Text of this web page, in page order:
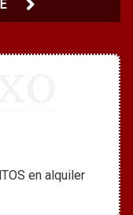
en alquiler